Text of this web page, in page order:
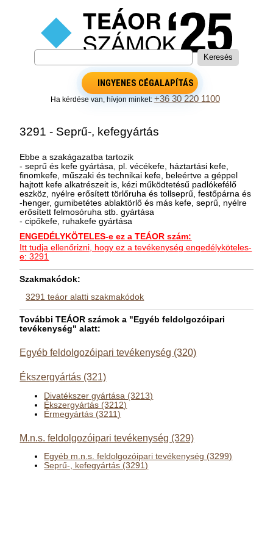
INGYENES CÉGALAPÍTÁS
Ha kérdése van, hívjon minket: +36 30 220 1100
3291 - Seprű-, kefegyártás
Ebbe a szakágazatba tartozik
- seprű és kefe gyártása, pl. vécékefe, háztartási kefe,
finomkefe, műszaki és technikai kefe, beleértve a géppel
hajtott kefe alkatrészeit is, kézi működtetésű padlókefélő
eszköz, nyélre erősített törlőruha és tollseprű, festőpárna és
-henger, gumibetétes ablaktörlő és más kefe, seprű, nyélre
erősített felmosóruha stb. gyártása
- cipőkefe, ruhakefe gyártása
ENGEDÉLYKÖTELES-e ez a TEÁOR szám:
Itt tudja ellenőrizni, hogy ez a tevékenység engedélyköteles-
e: 3291
Szakmakódok:
3291 teáor alatti szakmakódok
További TEÁOR számok a "Egyéb feldolgozóipari
tevékenység" alatt:
Egyéb feldolgozóipari tevékenység (320)
Ékszergyártás (321)
Divatékszer gyártása (3213)
Ékszergyártás (3212)
Érmegyártás (3211)
M.n.s. feldolgozóipari tevékenység (329)
Egyéb m.n.s. feldolgozóipari tevékenység (3299)
Seprű-, kefegyártás (3291)